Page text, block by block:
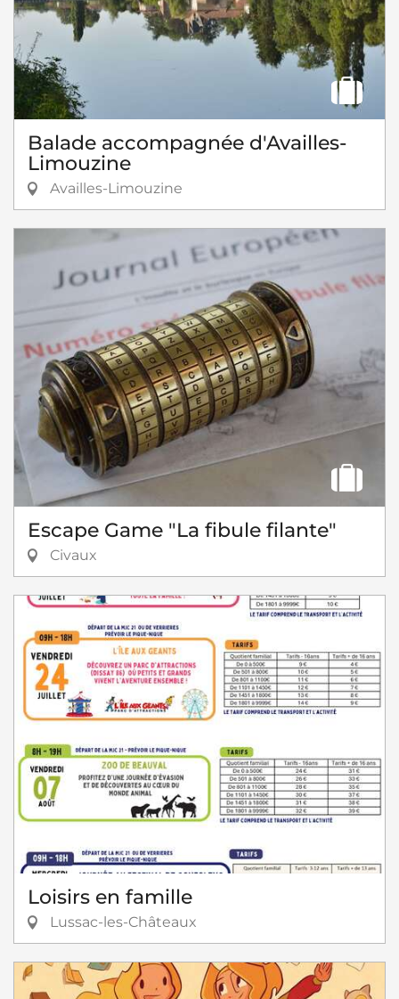
Balade accompagnée d'Availles-
Limouzine
Availles-Limouzine
Escape Game "La fibule filante"
Civaux
Loisirs en famille
Lussac-les-Châteaux